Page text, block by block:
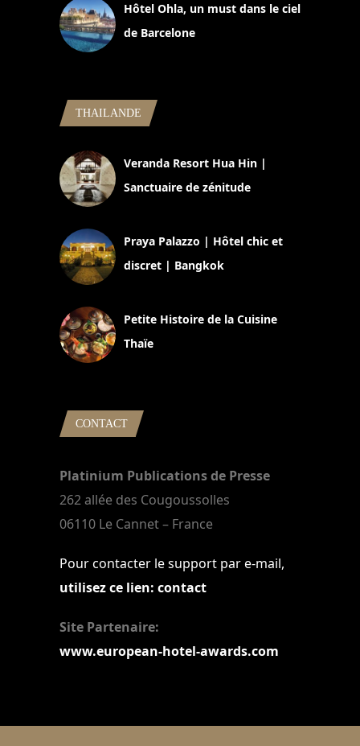
Hôtel Ohla, un must dans le ciel
de Barcelone
THAILANDE
Veranda Resort Hua Hin |
Sanctuaire de zénitude
Praya Palazzo | Hôtel chic et
discret | Bangkok
Petite Histoire de la Cuisine
Thaïe
CONTACT
Platinium Publications de Presse
262 allée des Cougoussolles
06110 Le Cannet – France
Pour contacter le support par e-mail,
utilisez ce lien: contact
Site Partenaire:
www.european-hotel-awards.com